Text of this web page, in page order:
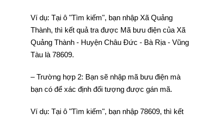
Ví dụ: Tại ô "Tìm kiếm", bạn nhập Xã Quảng
Thành, thì kết quả tra được Mã bưu điện của Xã
Quảng Thành - Huyện Châu Đức - Bà Rịa - Vũng
Tàu là 78609.
– Trường hợp 2: Bạn sẽ nhập mã bưu điện mà
bạn có để xác định đối tượng được gán mã.
Ví dụ: Tại ô "Tìm kiếm", bạn nhập 78609, thì kết